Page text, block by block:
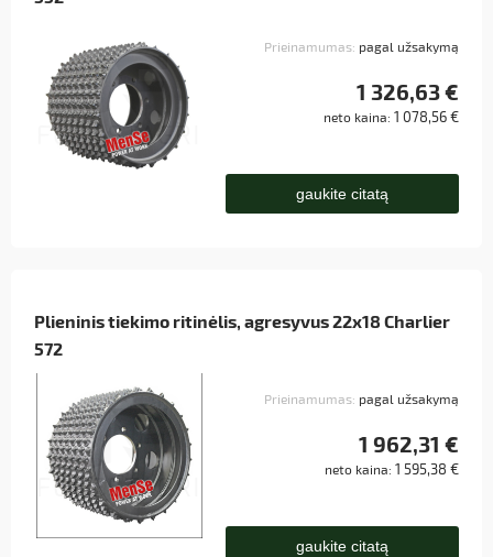
Prieinamumas: pagal užsakymą
1 326,63 €
neto kaina: 1 078,56 €
gaukite citatą
Plieninis tiekimo ritinėlis, agresyvus 22x18 Charlier
572
Prieinamumas: pagal užsakymą
1 962,31 €
neto kaina: 1 595,38 €
gaukite citatą